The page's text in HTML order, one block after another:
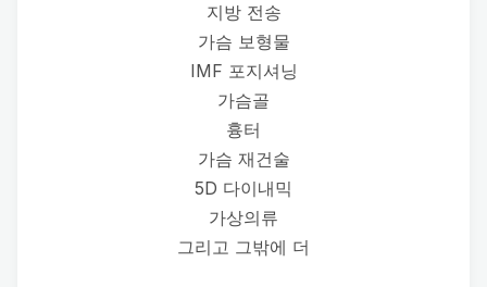
지방 전송
가슴 보형물
IMF 포지셔닝
가슴골
흉터
가슴 재건술
5D 다이내믹
가상의류
그리고 그밖에 더